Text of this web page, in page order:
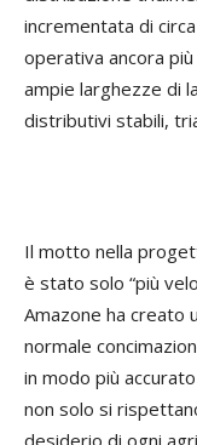
incrementata di
operativa ancora
ampie larghezze di
distributivi stabili,
Il motto nella
è stato solo “più
Amazone ha creato
normale
in modo più
non solo si
desiderio di ogni